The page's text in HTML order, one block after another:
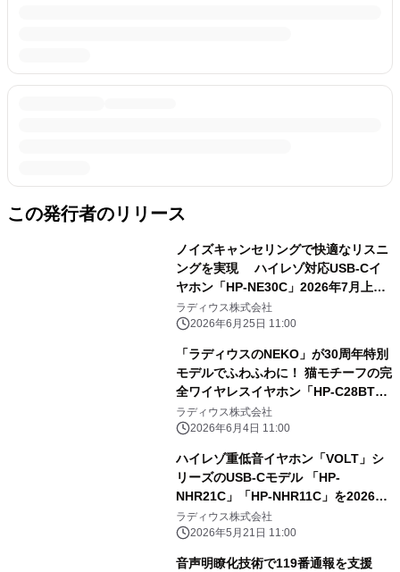
この発行者のリリース
ノイズキャンセリングで快適なリスニ
ングを実現 ハイレゾ対応USB-Cイ
ヤホン「HP-NE30C」2026年7月上旬
発売
ラディウス株式会社
2026年6月25日 11:00
「ラディウスのNEKO」が30周年特別
モデルでふわふわに！ 猫モチーフの完
全ワイヤレスイヤホン「HP-C28BT」
の ふわふわフロッキーver.が2026年6
月19日より販売開始
ラディウス株式会社
2026年6月4日 11:00
ハイレゾ重低音イヤホン「VOLT」シ
リーズのUSB-Cモデル 「HP-
NHR21C」「HP-NHR11C」を2026年
5月29日に発売
ラディウス株式会社
2026年5月21日 11:00
音声明瞭化技術で119番通報を支援